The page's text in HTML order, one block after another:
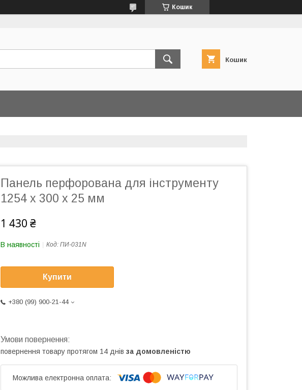
Кошик
Кошик
Панель перфорована для інструменту
1254 х 300 х 25 мм
1 430 ₴
В наявності Код: ПИ-031N
Купити
+380 (99) 900-21-44
повернення товару протягом 14 днів за домовленістю